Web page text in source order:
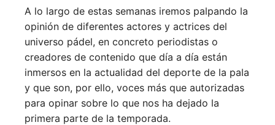
A lo largo de estas semanas iremos palpando la
opinión de diferentes actores y actrices del
universo pádel, en concreto periodistas o
creadores de contenido que día a día están
inmersos en la actualidad del deporte de la pala
y que son, por ello, voces más que autorizadas
para opinar sobre lo que nos ha dejado la
primera parte de la temporada.